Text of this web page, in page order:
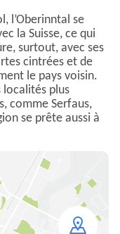
l’Oberinntal se
la Suisse, ce qui
surtout, avec ses
cintrées et de
le pays voisin.
localités plus
comme Serfaus,
se prête aussi à